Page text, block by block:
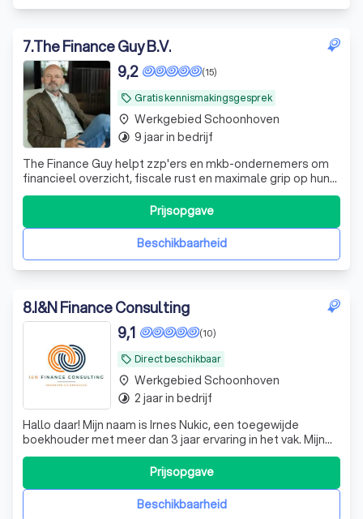
7.The Finance Guy B.V.
local_offer Gratis kennismakingsgesprek
(15)
9,2
The Finance Guy helpt zzp'ers en mkb-ondernemers om
financieel overzicht, fiscale rust en maximale grip op hun
onderneming te krijgen. Van administratie en btw-
aangiften tot jaarrekeningen en belastingaangiften: wij
regelen het complete financiële traject, zodat jij je kunt
focussen op het laten groBeschikbaarheid
Prijsopgave
place Werkgebied Schoonhoven
timelapse 9 jaar in bedrijf
8.I&N Finance Consulting
local_offer Direct beschikbaar
(10)
9,1
Hallo daar! Mijn naam is Irnes Nukic, een toegewijde
boekhouder met meer dan 3 jaar ervaring in het vak. Mijn
benadering als boekhouder is allesbehalve standaard. Ik
geloof in levendige gesprekken en het grondig begrijpen
van de cijfers om u optimaal van dienst te kunnen zijn. Aan
het einde van he
Beschikbaarheid
Prijsopgave
place Werkgebied Schoonhoven
timelapse 2 jaar in bedrijf